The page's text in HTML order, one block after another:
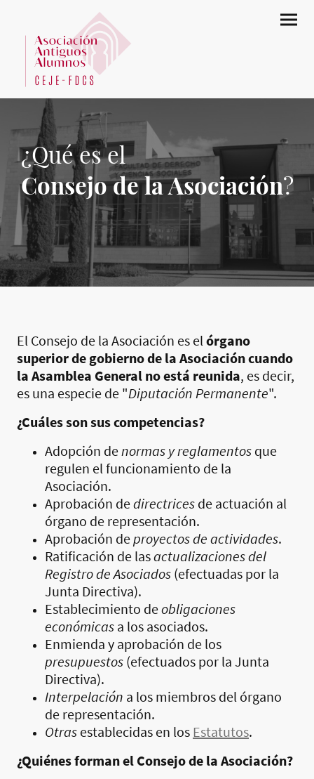
¿Qué es el
Consejo de la Asociación?
El Consejo de la Asociación es el órgano
superior de gobierno de la Asociación cuando
la Asamblea General no está reunida, es decir,
es una especie de "Diputación Permanente".
¿Cuáles son sus competencias?
Adopción de normas y reglamentos que
regulen el funcionamiento de la
Asociación.
Aprobación dedirectrices de actuación al
órgano de representación.
Aprobación deproyectos de actividades.
Ratificación de lasactualizaciones del
Registro de Asociados (efectuadas por la
Junta Directiva).
Establecimiento deobligaciones
económicas a los asociados.
Enmienda y aprobación de los
presupuestos (efectuados por la Junta
Directiva).
Interpelación a los miembros del órgano
de representación.
Otras establecidas en los Estatutos.
¿Quiénes forman el Consejo de la Asociación?